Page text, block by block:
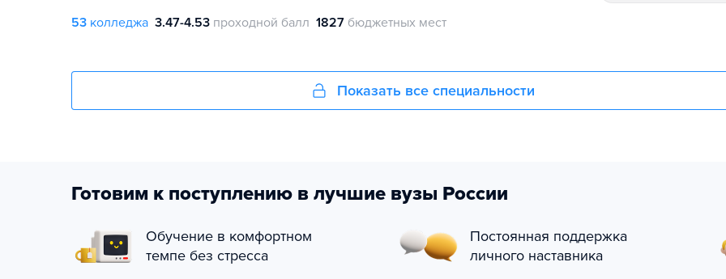
53 колледжа 3.47-4.53 проходной балл 1827 бюджетных мест
Показать все специальности
Готовим к поступлению в лучшие вузы России
Обучение в комфортном
темпе без стресса
Постоянная поддержка
личного наставника